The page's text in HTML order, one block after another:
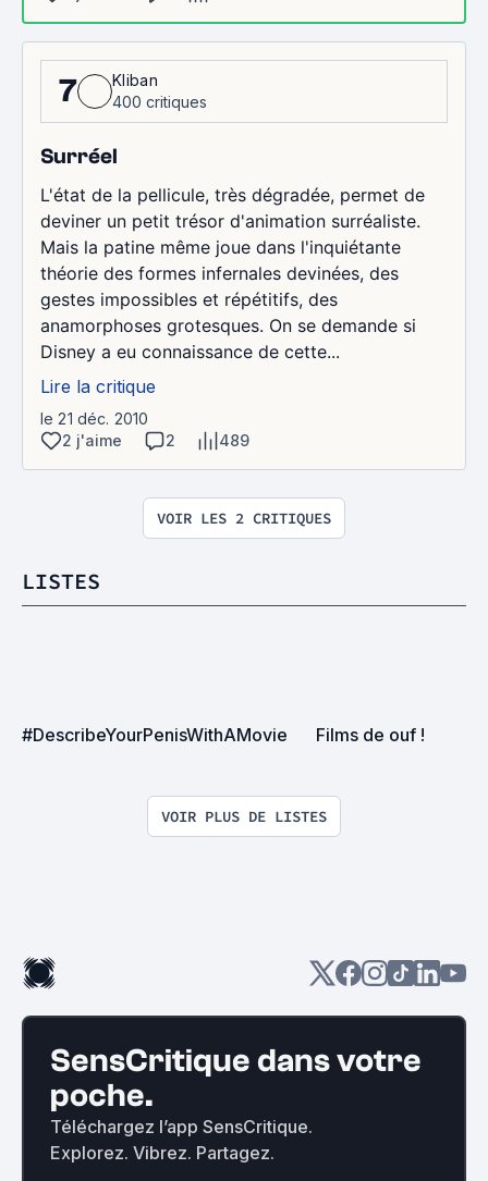
7
Kliban
400 critiques
Surréel
L'état de la pellicule, très dégradée, permet de
deviner un petit trésor d'animation surréaliste.
Mais la patine même joue dans l'inquiétante
théorie des formes infernales devinées, des
gestes impossibles et répétitifs, des
anamorphoses grotesques. On se demande si
Disney a eu connaissance de cette...
Lire la critique
le 21 déc. 2010
2 j'aime
2 489
VOIR LES 2 CRITIQUES
LISTES
#DescribeYourPenisWithAMovie Films de ouf !
VOIR PLUS DE LISTES
SensCritique dans votre
poche.
Téléchargez l’app SensCritique.
Explorez. Vibrez. Partagez.